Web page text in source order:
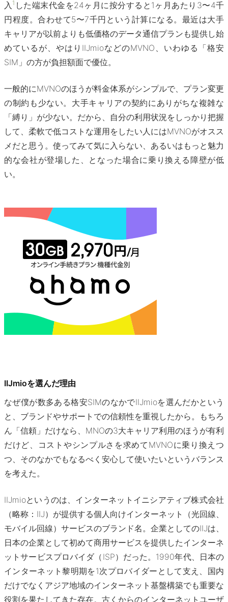
入 1 した端末代金を24ヶ月に按分すると1ヶ月あたり3〜4千
円程度。合わせて5〜7千円という計算になる。最近は大手
キャリアが以前よりも低価格のデータ通信プランも提供し始
めているが、やはりIIJmioなどのMVNO、いわゆる「格安
SIM」の方が負担額面で優位。
一般的にMVNOのほうが料金体系がシンプルで、プラン変更
の制約も少ない。大手キャリアの契約にありがちな複雑な
「縛り」が少ない。だから、自分の利用状況をしっかり把握
して、柔軟で低コストな運用をしたい人にはMVNOがオスス
メだと思う。使ってみて気に入らない、あるいはもっと魅力
的な会社が登場した、となった場合に乗り換える障壁が低
い。
IIJmioを選んだ理由
なぜ僕が数多ある格安SIMのなかでIIJmioを選んだかという
と、ブランドやサポートでの信頼性を重視したから。もちろ
ん「信頼」だけなら、MNOの3大キャリア利用のほうが有利
だけど、コストやシンプルさを求めてMVNOに乗り換えつ
つ、そのなかでもなるべく安心して使いたいというバランス
を考えた。
IIJmioというのは、インターネットイニシアティブ株式会社
（略称：IIJ）が提供する個人向けインターネット（光回線、
モバイル回線）サービスのブランド名。企業としてのIIJは、
日本の企業として初めて商用サービスを提供したインターネ
ットサービスプロバイダ（ISP）だった。1990年代、日本の
インターネット黎明期を1次プロバイダーとして支え、国内
だけでなくアジア地域のインターネット基盤構築でも重要な
役割を果たしてきた存在。古くからのインターネットユーザ